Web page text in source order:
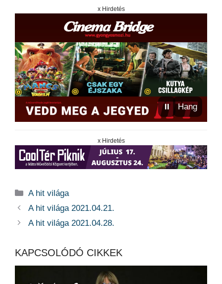
x Hirdetés
⏸ Hang
x Hirdetés
Kategória
A hit világa
A hit világa 2021.04.21.
A hit világa 2021.04.28.
KAPCSOLÓDÓ CIKKEK